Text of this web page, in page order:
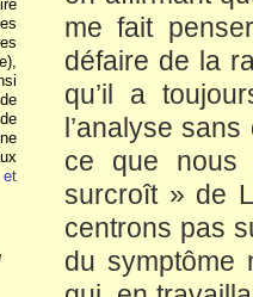
me fait
défaire de la
qu’il a
l’analyse
ce que nous
surcroît » de
centrons pas
du symptôme